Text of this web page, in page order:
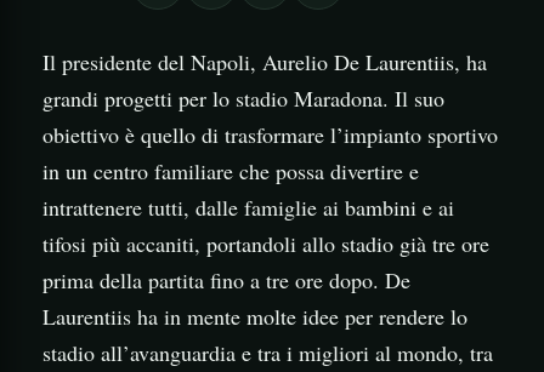
Il presidente del Napoli, Aurelio De Laurentiis, ha
grandi progetti per lo stadio Maradona. Il suo
obiettivo è quello di trasformare l’impianto sportivo
in un centro familiare che possa divertire e
intrattenere tutti, dalle famiglie ai bambini e ai
tifosi più accaniti, portandoli allo stadio già tre ore
prima della partita fino a tre ore dopo. De
Laurentiis ha in mente molte idee per rendere lo
stadio all’avanguardia e tra i migliori al mondo, tra